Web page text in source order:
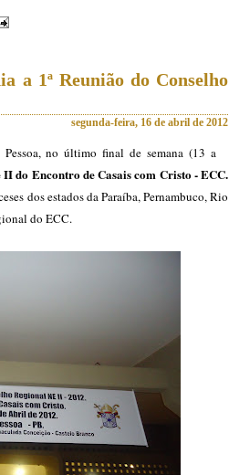
a 1ª Reunião do Conselho
segunda-feira, 16 de abril de 2012
no último final de semana (13 a
do Encontro de Casais com Cristo - ECC.
dos estados da Paraíba, Pernambuco, Rio
do ECC.